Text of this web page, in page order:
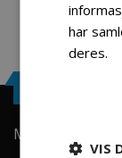
Min konto
har
deres.
VIS